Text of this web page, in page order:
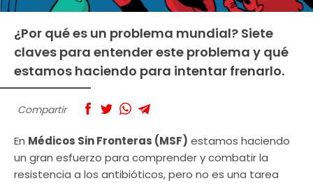
¿Por qué es un problema mundial? Siete
claves para entender este problema y qué
estamos haciendo para intentar frenarlo.
Compartir
En Médicos Sin Fronteras (MSF) estamos haciendo
un gran esfuerzo para comprender y combatir la
resistencia a los antibióticos, pero no es una tarea